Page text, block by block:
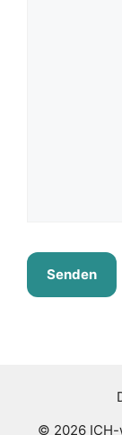
© 2026